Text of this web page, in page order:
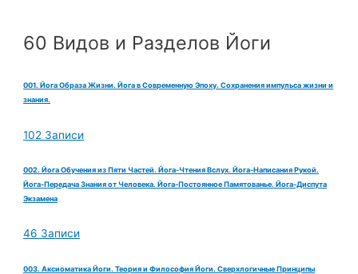
60 Видов и Разделов Йоги
001. Йога Образа Жизни. Йога в Современную Эпоху. Сохранения импульса жизни и
знания.
102 Записи
002. Йога Обучения из Пяти Частей. Йога-Чтения Вслух. Йога-Написания Рукой.
Йога-Передача Знания от Человека. Йога-Постоянное Памятованье. Йога-Диспута
Экзамена
46 Записи
003. Аксиоматика Йоги. Теория и Философия Йоги. Сверхлогичные Принципы